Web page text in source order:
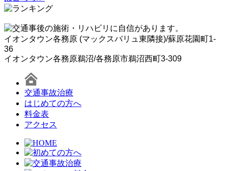
イオンタウン各務原 (マックスバリュ東隣接)/蘇原花園町1-
36
イオンタウン各務原鵜沼/各務原市鵜沼西町3-309
交通事故治療
はじめての方へ
料金表
アクセス